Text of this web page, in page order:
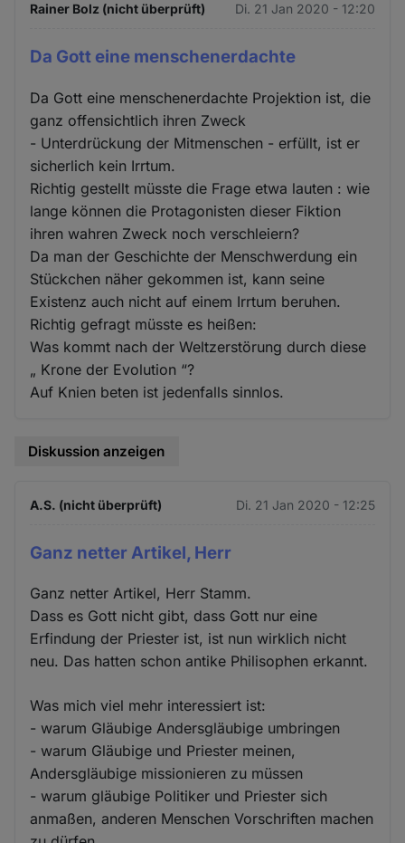
Rainer Bolz (nicht überprüft) Di. 21 Jan 2020 - 12:20
Da Gott eine menschenerdachte
Da Gott eine menschenerdachte Projektion ist, die
ganz offensichtlich ihren Zweck
- Unterdrückung der Mitmenschen - erfüllt, ist er
sicherlich kein Irrtum.
Richtig gestellt müsste die Frage etwa lauten : wie
lange können die Protagonisten dieser Fiktion
ihren wahren Zweck noch verschleiern?
Da man der Geschichte der Menschwerdung ein
Stückchen näher gekommen ist, kann seine
Existenz auch nicht auf einem Irrtum beruhen.
Richtig gefragt müsste es heißen:
Was kommt nach der Weltzerstörung durch diese
„ Krone der Evolution “?
Auf Knien beten ist jedenfalls sinnlos.
Diskussion anzeigen
A.S. (nicht überprüft) Di. 21 Jan 2020 - 12:25
Ganz netter Artikel, Herr
Ganz netter Artikel, Herr Stamm.
Dass es Gott nicht gibt, dass Gott nur eine
Erfindung der Priester ist, ist nun wirklich nicht
neu. Das hatten schon antike Philisophen erkannt.
Was mich viel mehr interessiert ist:
- warum Gläubige Andersgläubige umbringen
- warum Gläubige und Priester meinen,
Andersgläubige missionieren zu müssen
- warum gläubige Politiker und Priester sich
anmaßen, anderen Menschen Vorschriften machen